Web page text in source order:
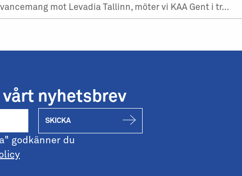
mot Levadia Tallinn, möter vi KAA Gent i tr...
vårt nyhetsbrev
SKICKA
godkänner du